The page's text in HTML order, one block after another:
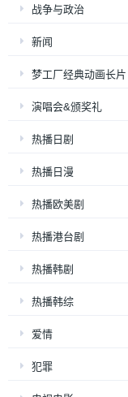
战争与政治
新闻
梦工厂经典动画长片
演唱会&颁奖礼
热播日剧
热播日漫
热播欧美剧
热播港台剧
热播韩剧
热播韩综
爱情
犯罪